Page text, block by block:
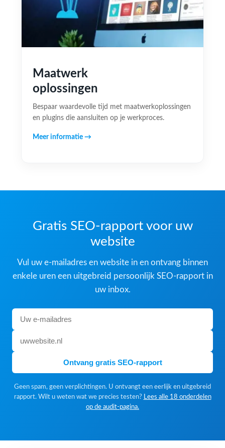
Maatwerk
oplossingen
Bespaar waardevolle tijd met maatwerkoplossingen
en plugins die aansluiten op je werkproces.
Meer informatie →
Gratis SEO-rapport voor uw
website
Vul uw e-mailadres en website in en ontvang binnen
enkele uren een uitgebreid persoonlijk SEO-rapport in
uw inbox.
Ontvang gratis SEO-rapport
Geen spam, geen verplichtingen. U ontvangt een eerlijk en uitgebreid
rapport. Wilt u weten wat we precies testen? Lees alle 18 onderdelen
op de audit-pagina.